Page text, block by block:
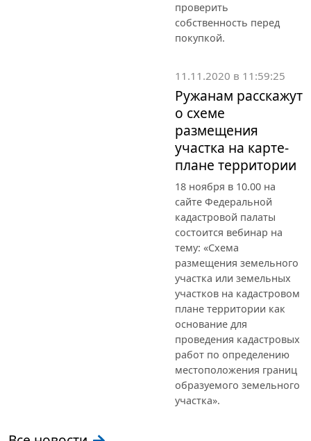
проверить
собственность перед
покупкой.
11.11.2020 в 11:59:25
Ружанам расскажут
о схеме
размещения
участка на карте-
плане территории
18 ноября в 10.00 на
сайте Федеральной
кадастровой палаты
состоится вебинар на
тему: «Схема
размещения земельного
участка или земельных
участков на кадастровом
плане территории как
основание для
проведения кадастровых
работ по определению
местоположения границ
образуемого земельного
участка».